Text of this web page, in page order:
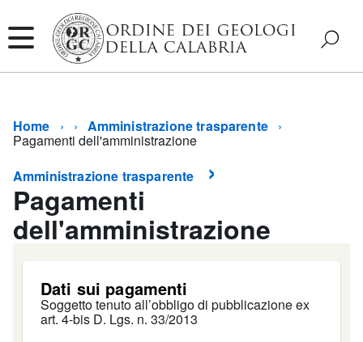
Home Amministrazione trasparente
Pagamenti dell'amministrazione
Amministrazione trasparente
Pagamenti
dell'amministrazione
Dati sui pagamenti
Soggetto tenuto all’obbligo di pubblicazione ex
art. 4-bis D. Lgs. n. 33/2013